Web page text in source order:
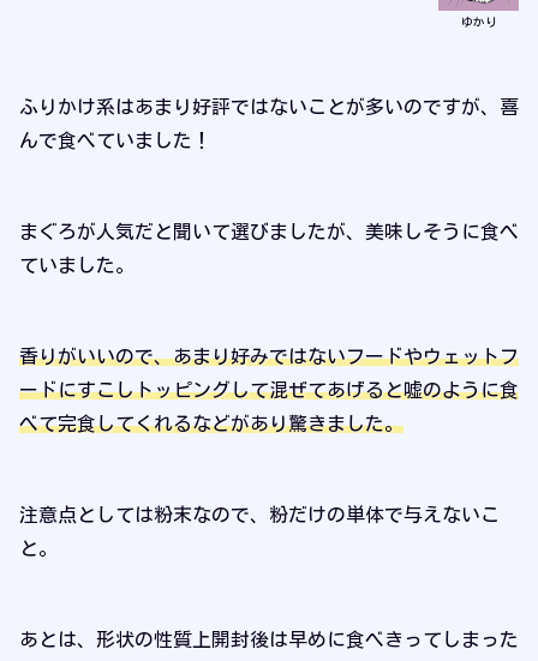
ゆかり
ふりかけ系はあまり好評ではないことが多いのですが、喜
んで食べていました！
まぐろが人気だと聞いて選びましたが、美味しそうに食べ
ていました。
香りがいいので、あまり好みではないフードやウェットフ
ードにすこしトッピングして混ぜてあげると嘘のように食
べて完食してくれるなどがあり驚きました。
注意点としては粉末なので、粉だけの単体で与えないこ
と。
あとは、形状の性質上開封後は早めに食べきってしまった